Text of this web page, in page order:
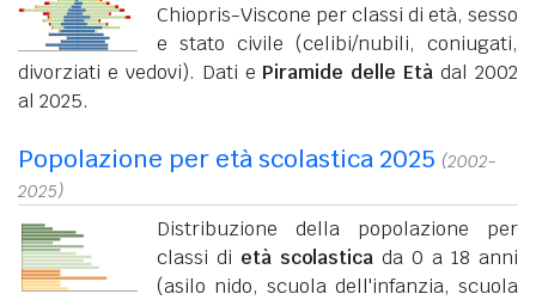
Chiopris-Viscone per classi di età, sesso
e stato civile (celibi/nubili, coniugati,
divorziati e vedovi). Dati e Piramide delle Età dal 2002
al 2025.
Popolazione per età scolastica 2025 (2002-
2025)
Distribuzione della popolazione per
classi di età scolastica da 0 a 18 anni
(asilo nido, scuola dell'infanzia, scuola